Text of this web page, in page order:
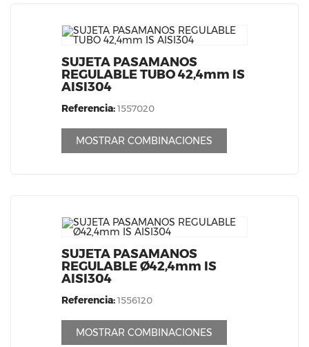
SUJETA PASAMANOS
REGULABLE TUBO 42,4mm IS
AISI304
Referencia:1557020
MOSTRAR COMBINACIONES
SUJETA PASAMANOS
REGULABLE Ø42,4mm IS
AISI304
Referencia:1556120
MOSTRAR COMBINACIONES